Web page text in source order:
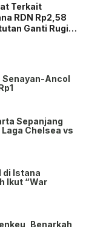
Terkait
RDN Rp2,58
Ganti Rugi
Senayan-Ancol
Sepanjang
Chelsea vs
di Istana
Ikut “War
Benarkah